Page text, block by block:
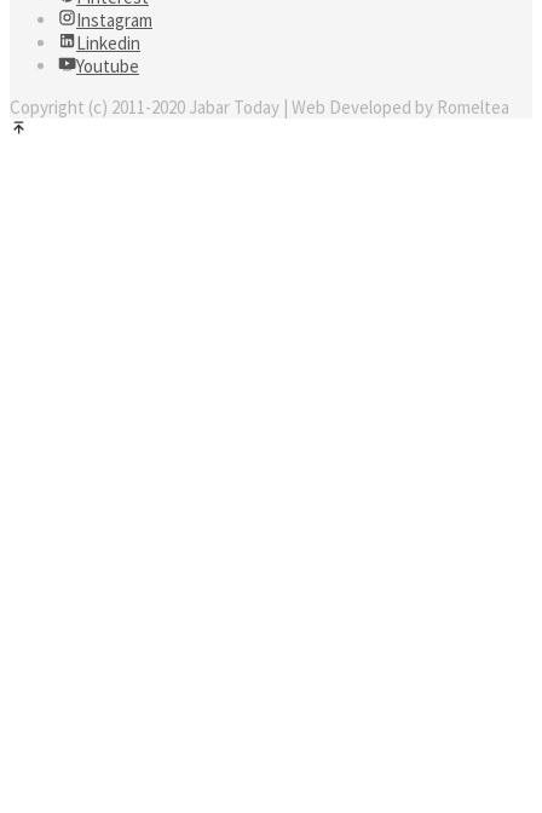
Instagram
Linkedin
Youtube
Copyright (c) 2011-2020 Jabar Today | Web Developed by Romeltea